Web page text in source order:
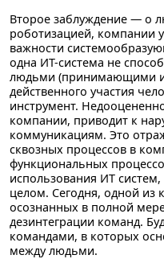
Второе заблуждение — о
роботизацией, компании
важности
одна ИТ-система не
людьми (принимающими
действенного участия
инструмент.
компании, приводит к
коммуникациям. Это
сквозных процессов в
функциональных
использования ИТ
целом. Сегодня, одной
осознанных в полной
дезинтеграции команд.
командами, в которых
между людьми.